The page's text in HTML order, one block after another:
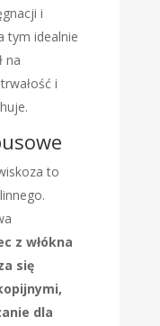
i
tym idealnie
na
i
to
z włókna
się
dla